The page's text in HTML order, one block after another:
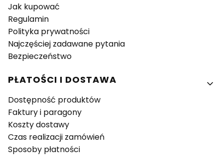
Jak kupować
Regulamin
Polityka prywatności
Najczęściej zadawane pytania
Bezpieczeństwo
PŁATOŚCI I DOSTAWA
Dostępność produktów
Faktury i paragony
Koszty dostawy
Czas realizacji zamówień
Sposoby płatności